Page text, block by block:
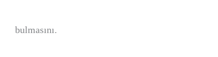
bulmasını.